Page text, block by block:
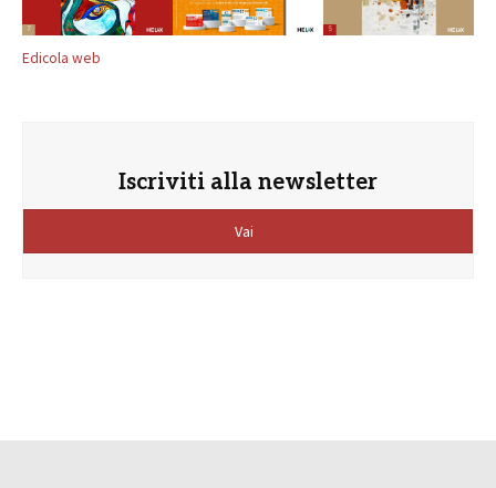
Edicola web
Iscriviti alla newsletter
Vai